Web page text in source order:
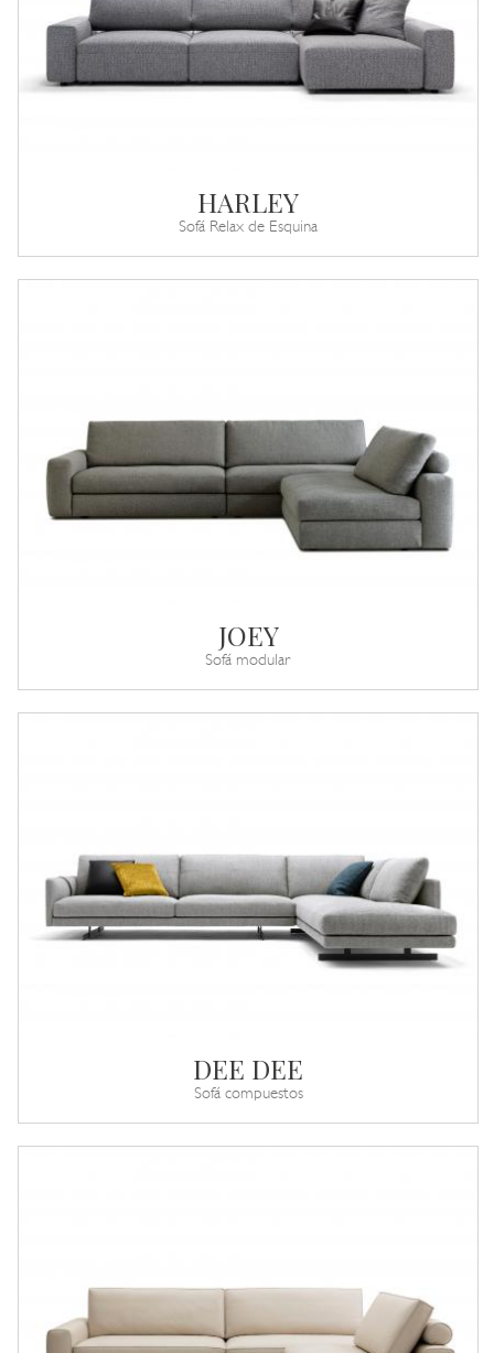
HARLEY
Sofá Relax de Esquina
JOEY
Sofá modular
DEE DEE
Sofá compuestos